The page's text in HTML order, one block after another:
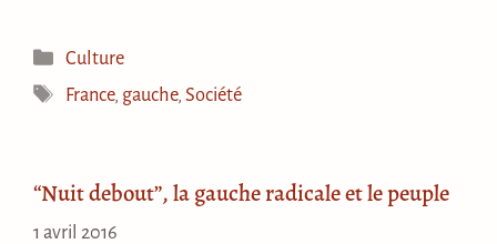
Catégories
Culture
Étiquettes
France, gauche,Société
“Nuit debout”, la gauche radicale et le peuple
1 avril 2016